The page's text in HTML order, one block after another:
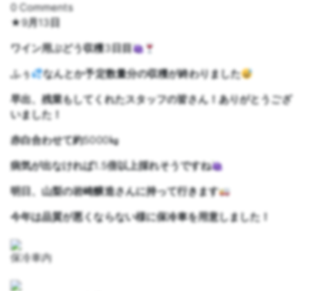
0 Comments
byishibashi
★9月13日
ワイン用ぶどう収穫 3日目
ふぅ
なんとか予定数量分の収穫が終わりました
早出、残業もしてくれたスタッフの皆さん！ありがとうござ
いました！
赤白合わせて約5000㎏
病気が出なければ1.5倍以上採れそうですね
明日、山梨の岩崎醸造さんに持って行きます
今年は品質が悪くならない様に保冷車を用意しました！
保冷車内